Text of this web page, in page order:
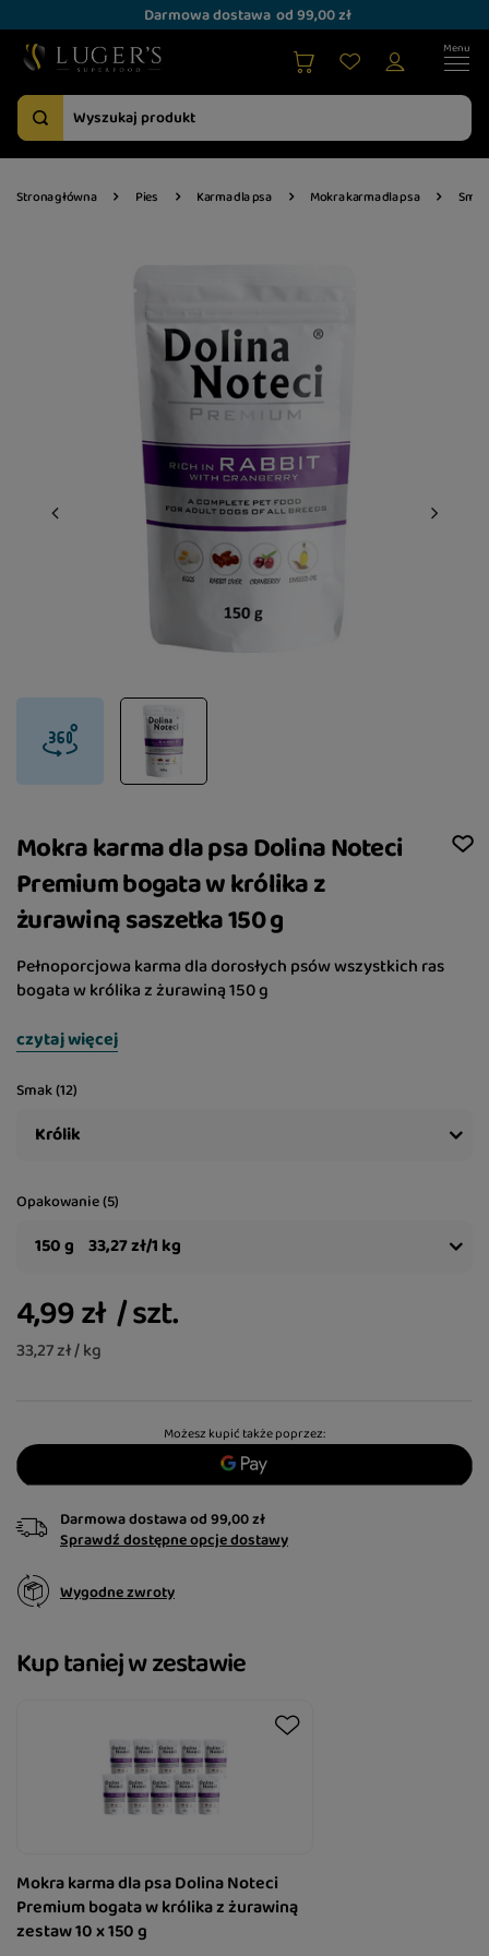
Darmowa dostawa od 99,00 zł
Strona główna Pies Karma dla psa Mokra karma dla psa Smak
Mokra karma dla psa Dolina Noteci
Premium bogata w królika z
żurawiną saszetka 150 g
Pełnoporcjowa karma dla dorosłych psów wszystkich ras
bogata w królika z żurawiną 150 g
czytaj więcej
Smak (12)
Królik
Opakowanie (5)
150 g 33,27 zł/1 kg
4,99 zł /szt.
33,27 zł / kg
Możesz kupić także poprzez:
Darmowa dostawaod99,00 zł
Sprawdź dostępne opcje dostawy
Wygodne zwroty
Kup taniej w zestawie
Mokra karma dla psa Dolina Noteci
Premium bogata w królika z żurawiną
zestaw 10 x 150 g